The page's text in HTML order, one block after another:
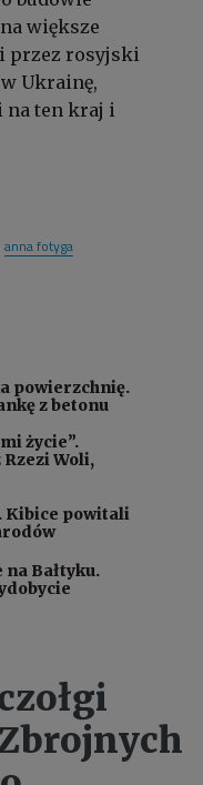
większe
przez rosyjski
Ukrainę,
na ten kraj i
anna fotyga
powierzchnię.
z betonu
życie”.
Woli,
Kibice powitali
na Bałtyku.